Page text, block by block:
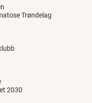
Trøndelag
2030